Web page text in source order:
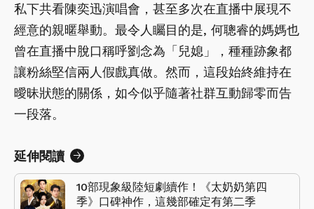
私下共看陳奕迅演唱會，甚至多次在直播中展現不
經意的親暱舉動。最令人矚目的是, 何聰睿的媽媽也
曾在直播中脫口稱呼劉念為「兒媳」，種種跡象都
讓粉絲堅信兩人假戲真做。然而，這段始終維持在
曖昧狀態的關係，如今似乎隨著社群互動歸零而告
一段落。
延伸閱讀
10部現象級陸短劇續作！《太奶奶第四
季》口碑神作，這幾部確定有第二季